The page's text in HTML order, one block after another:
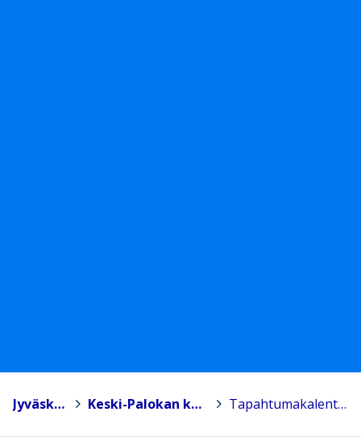
Jyväskylä > Keski-Palokan koulu > Tapahtumakalenteri